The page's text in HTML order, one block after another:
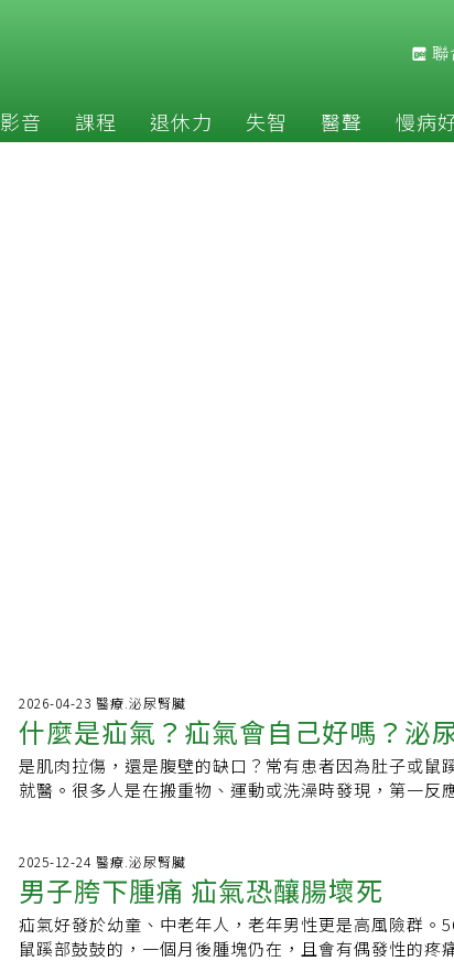
聯
影音 課程 退休力 失智 醫聲 慢病
2026-04-23 醫療.泌尿腎臟
什麼是疝氣？疝氣會自己好嗎？泌
徵識別
是肌肉拉傷，還是腹壁的缺口？常有患者因為肚子或鼠
就醫。很多人是在搬重物、運動或洗澡時發現，第一反
出現縫隙，腹腔內的組織（如腸子）就會從缺口往外凸
置．鼠蹊部（腹股溝疝氣）．肚臍附近（臍疝氣）．曾
氣）識別疝氣的三個關鍵特徵．外觀凸起： 肚子或鼠蹊
響： 站立或用力時特別明顯。．位移現象： 躺下後，凸
高風險族群分析．長期高壓： 經常搬重物、長期咳嗽、
2025-12-24 醫療.泌尿腎臟
男子胯下腫痛 疝氣恐釀腸壞死
疝氣好發於幼童、中老年人，老年男性更是高風險群。
鼠蹊部鼓鼓的，一個月後腫塊仍在，且會有偶發性的疼